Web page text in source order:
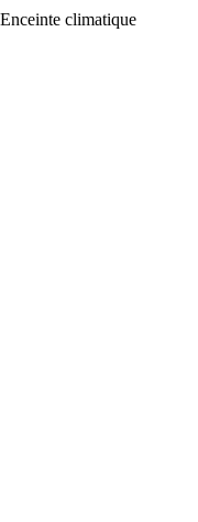
Enceinte climatique